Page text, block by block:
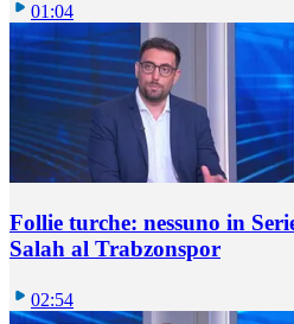
01:04
Follie turche: nessuno in
Salah al Trabzonspor
02:54